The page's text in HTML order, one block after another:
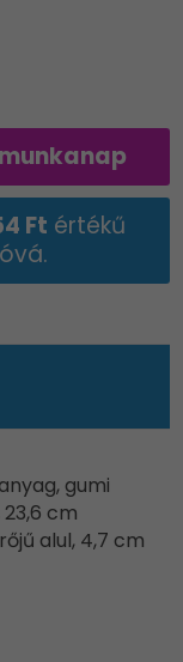
Ft értékű
gumi
cm
alul, 4,7 cm